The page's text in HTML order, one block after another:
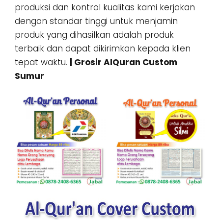
produksi dan kontrol kualitas kami kerjakan
dengan standar tinggi untuk menjamin
produk yang dihasilkan adalah produk
terbaik dan dapat dikirimkan kepada klien
tepat waktu.
| Grosir AlQuran Custom
Sumur